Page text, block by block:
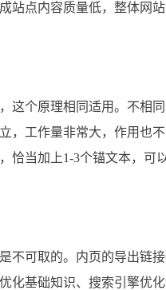
点内容质量低，整体网站
个原理相同适用。不相
，工作量非常大，作用也
当加上1-3个锚文本，可
可取的。内页的导出链
基础知识、搜索引擎优